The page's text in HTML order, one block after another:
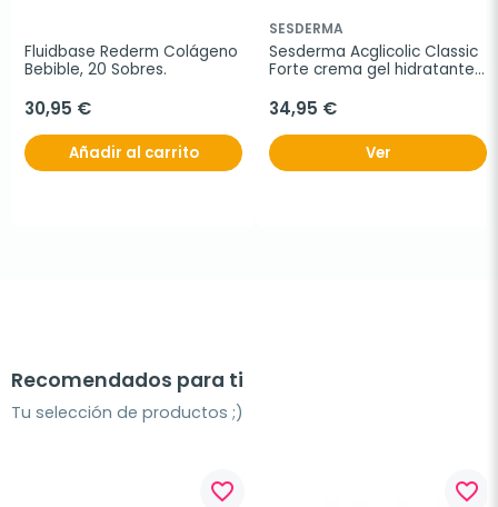
Fluidbase Rederm Colágeno
Bebible, 20 Sobres.
30,95 €
Añadir al carrito
SESDERMA
Sesderma Acglicolic Classic
Forte crema gel hidratante,
34,95 €
Ver
Recomendados para ti
Tu selección de productos ;)
favorite_border favorite_border